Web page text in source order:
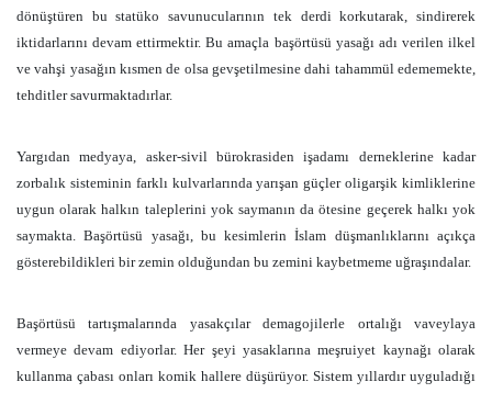
dönüştüren bu statüko savunucularının tek derdi korkutarak, sindirerek
iktidarlarını devam ettirmektir. Bu amaçla başörtüsü yasağı adı verilen ilkel
ve vahşi yasağın kısmen de olsa gevşetilmesine dahi tahammül edememekte,
tehditler savurmaktadırlar.
Yargıdan medyaya, asker-sivil bürokrasiden işadamı derneklerine kadar
zorbalık sisteminin farklı kulvarlarında yarışan güçler oligarşik kimliklerine
uygun olarak halkın taleplerini yok saymanın da ötesine geçerek halkı yok
saymakta. Başörtüsü yasağı, bu kesimlerin İslam düşmanlıklarını açıkça
gösterebildikleri bir zemin olduğundan bu zemini kaybetmeme uğraşındalar.
Başörtüsü tartışmalarında yasakçılar demagojilerle ortalığı vaveylaya
vermeye devam ediyorlar. Her şeyi yasaklarına meşruiyet kaynağı olarak
kullanma çabası onları komik hallere düşürüyor. Sistem yıllardır uyguladığı